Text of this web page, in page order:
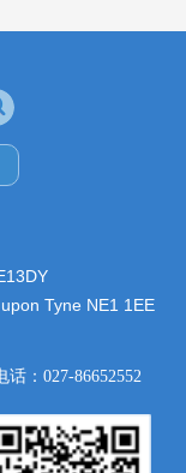
Tyne NE1 1EE
：027-86652552